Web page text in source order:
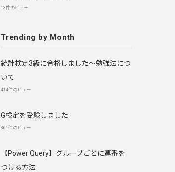
13件のビュー
Trending by Month
統計検定3級に合格しました～勉強法につ
いて
414件のビュー
G検定を受験しました
361件のビュー
【Power Query】グループごとに連番を
つける方法